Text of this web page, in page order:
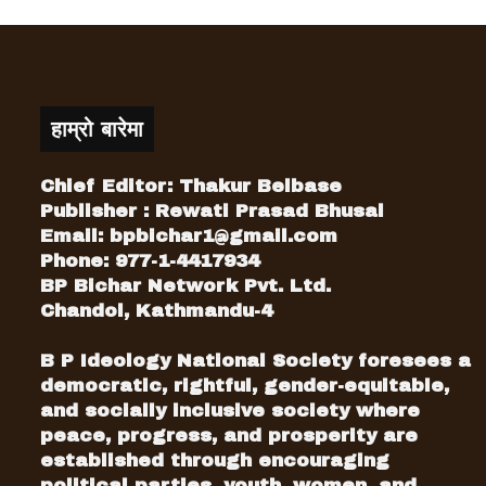
हाम्रो बारेमा
Chief Editor: Thakur Belbase
Publisher : Rewati Prasad Bhusal
Email: bpbichar1@gmail.com
Phone: 977-1-4417934
BP Bichar Network Pvt. Ltd.
Chandol, Kathmandu-4
B P Ideology National Society foresees a
democratic, rightful, gender-equitable,
and socially inclusive society where
peace, progress, and prosperity are
established through encouraging